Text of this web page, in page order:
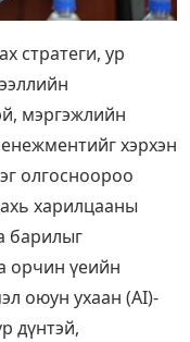
стратеги, ур
мэргэжлийн
хэрхэн
олгосноороо
харилцааны
барилыг
орчин үеийн
оюун ухаан (AI)-
дүнтэй,